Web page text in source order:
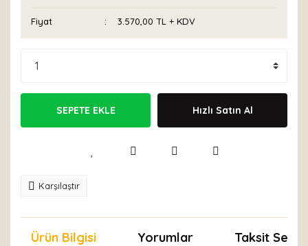
Fiyat 3.570,00 TL + KDV
SEPETE EKLE Hızlı Satın Al
Karşılaştır
Ürün Bilgisi Yorumlar Taksit